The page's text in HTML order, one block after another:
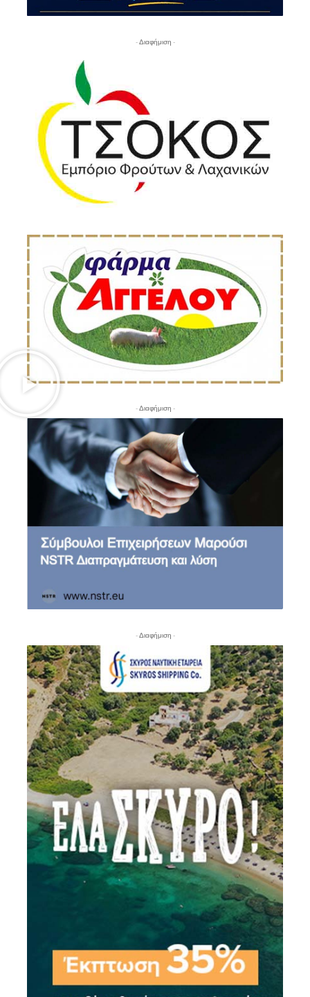
- Διαφήμιση -
- Διαφήμιση -
- Διαφήμιση -